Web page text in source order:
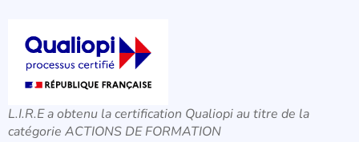
L.I.R.E a obtenu la certification Qualiopi au titre de la
catégorie ACTIONS DE FORMATION